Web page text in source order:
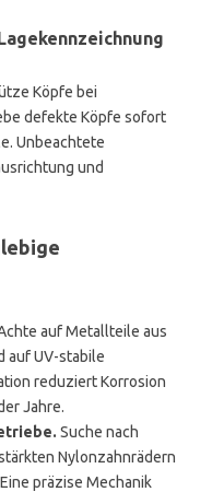
Köpfe bei
defekte Köpfe sofort
Unbeachtete
und
auf Metallteile aus
auf UV-stabile
reduziert Korrosion
Jahre.
Suche nach
Nylonzahnrädern
präzise Mechanik